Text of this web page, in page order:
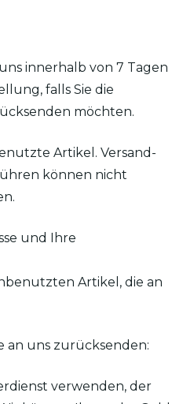
innerhalb von 7 Tagen
falls Sie die
möchten.
Artikel. Versand-
können nicht
und Ihre
Artikel, die an
an uns zurücksenden:
verwenden, der